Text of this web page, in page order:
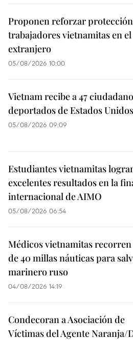
Proponen reforzar
trabajadores vietnamitas en el
extranjero
05/08/2026 10:00
Vietnam recibe a 47
deportados de Estados Unidos
05/08/2026 09:09
Estudiantes vietnamitas
excelentes resultados en la
internacional de AIMO
05/08/2026 06:54
Médicos vietnamitas recorren
de 40 millas náuticas para
marinero ruso
04/08/2026 14:19
Condecoran a Asociación de
Víctimas del Agente Naranja/